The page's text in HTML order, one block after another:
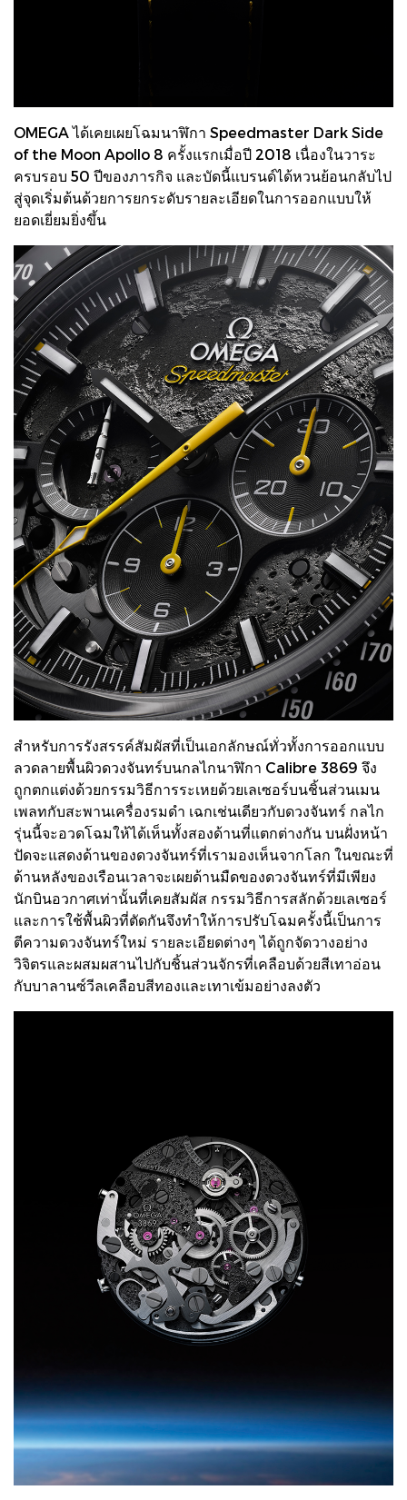
OMEGA ได้เคยเผยโฉมนาฬิกา Speedmaster Dark Side
of the Moon Apollo 8 ครั้งแรกเมื่อปี 2018 เนื่องในวาระ
ครบรอบ 50 ปีของภารกิจ และบัดนี้แบรนด์ได้หวนย้อนกลับไป
สู่จุดเริ่มต้นด้วยการยกระดับรายละเอียดในการออกแบบให้
ยอดเยี่ยมยิ่งขึ้น
สำหรับการรังสรรค์สัมผัสที่เป็นเอกลักษณ์ทั่วทั้งการออกแบบ
ลวดลายพื้นผิวดวงจันทร์บนกลไกนาฬิกา Calibre 3869 จึง
ถูกตกแต่งด้วยกรรมวิธีการระเหยด้วยเลเซอร์บนชิ้นส่วนเมน
เพลทกับสะพานเครื่องรมดำ เฉกเช่นเดียวกับดวงจันทร์ กลไก
รุ่นนี้จะอวดโฉมให้ได้เห็นทั้งสองด้านที่แตกต่างกัน บนฝั่งหน้า
ปัดจะแสดงด้านของดวงจันทร์ที่เรามองเห็นจากโลก ในขณะที่
ด้านหลังของเรือนเวลาจะเผยด้านมืดของดวงจันทร์ที่มีเพียง
นักบินอวกาศเท่านั้นที่เคยสัมผัส กรรมวิธีการสลักด้วยเลเซอร์
และการใช้พื้นผิวที่ตัดกันจึงทำให้การปรับโฉมครั้งนี้เป็นการ
ตีความดวงจันทร์ใหม่ รายละเอียดต่างๆ ได้ถูกจัดวางอย่าง
วิจิตรและผสมผสานไปกับชิ้นส่วนจักรที่เคลือบด้วยสีเทาอ่อน
กับบาลานซ์วีลเคลือบสีทองและเทาเข้มอย่างลงตัว